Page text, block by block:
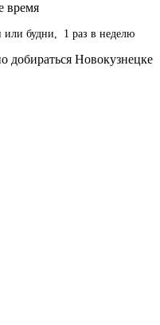
время
или будни, 1 раз в неделю
добираться Новокузнецке